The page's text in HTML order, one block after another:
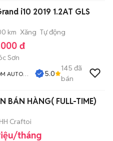
i10 2019 1.2AT GLS
km Xăng Tự động
đ
Sơn
AUTO
5.0
145 đã
bán
BÁN HÀNG( FULL-TIME)
Craftoi
tháng